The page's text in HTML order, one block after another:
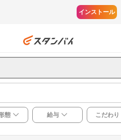
インストール
態 給与 こだわり